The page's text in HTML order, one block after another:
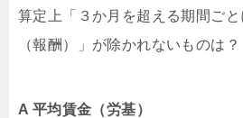
算定上「３か月を超える期間ご
（報酬）」が除かれないものは？
A 平均賃金（労基）